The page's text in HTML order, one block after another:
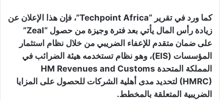
كما ورد في تقرير “Techpoint Africa”، فإن هذا الإعلان عن
زيادة رأس المال يأتي بعد فترة وجيزة من حصول “Zeal”
على ضمان متقدم للإعفاء الضريبي من خلال نظام استثمار
المؤسسات (EIS)، وهو نظام تستخدمه هيئة الضرائب في
المملكة المتحدة HM Revenues and Customs
(HMRC) لتحديد مدى أهلية الشركات للحصول على المزايا
الضريبية المتعلقة بالمخطط.